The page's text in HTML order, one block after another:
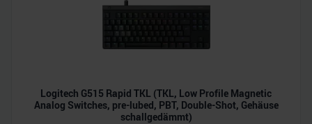
Logitech G515 Rapid TKL (TKL, Low Profile Magnetic
Analog Switches, pre-lubed, PBT, Double-Shot, Gehäuse
schallgedämmt)